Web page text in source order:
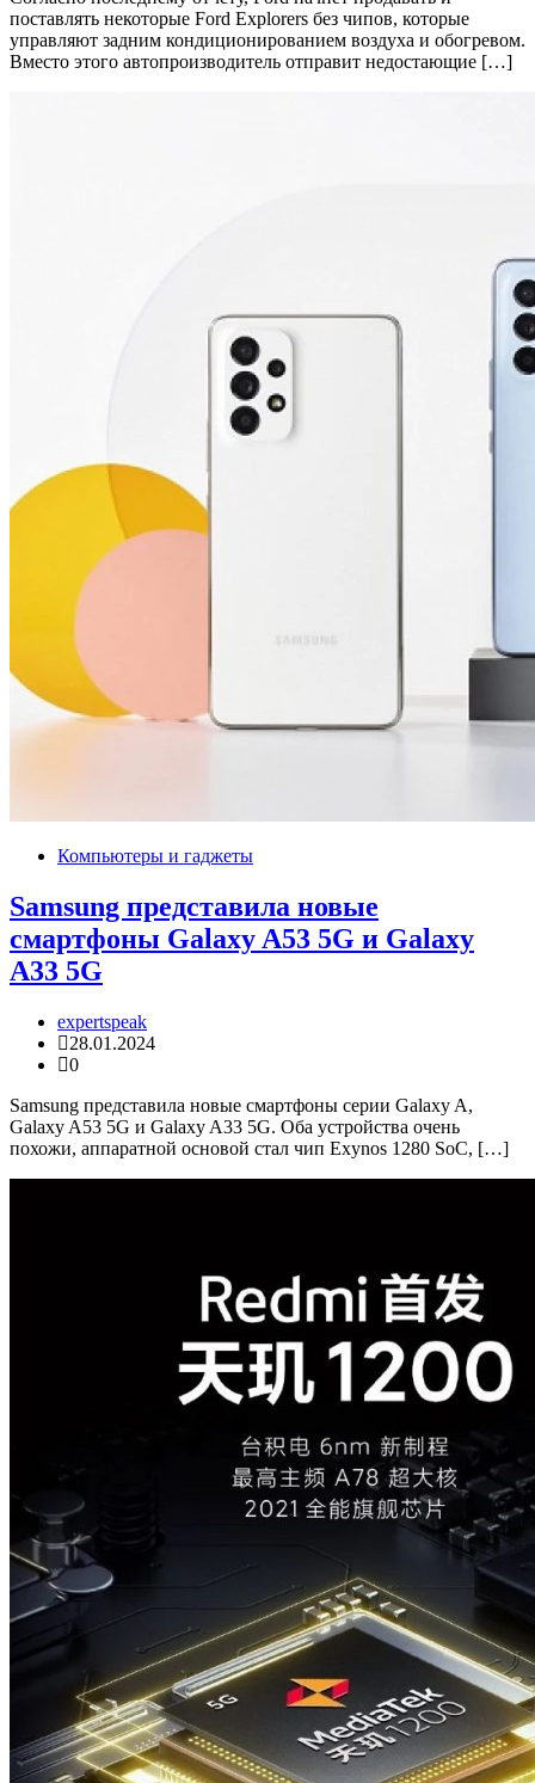
поставлять некоторые Ford Explorers без чипов, которые
управляют задним кондиционированием воздуха и обогревом.
Вместо этого автопроизводитель отправит недостающие […]
Компьютеры и гаджеты
Samsung представила новые
смартфоны Galaxy A53 5G и Galaxy
A33 5G
expertspeak
28.01.2024
0
Samsung представила новые смартфоны серии Galaxy A,
Galaxy A53 5G и Galaxy A33 5G. Оба устройства очень
похожи, аппаратной основой стал чип Exynos 1280 SoC, […]